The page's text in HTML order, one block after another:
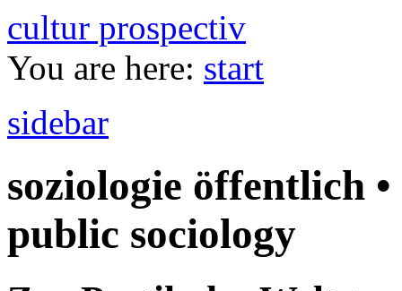
cultur prospectiv
You are here: start
sidebar
soziologie öffentlich
public sociology